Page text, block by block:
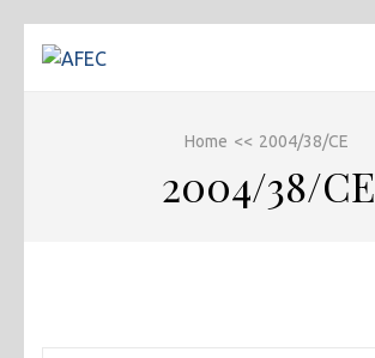
Home << 2004/38/CE
2004/38/CE